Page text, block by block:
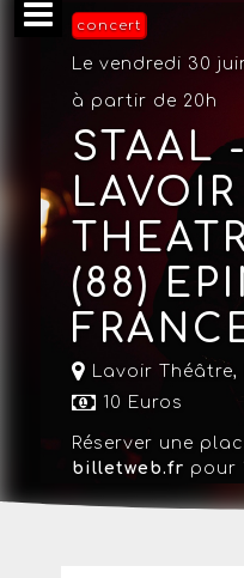
concert
Le vendredi 30
à partir de 20h
STAAL
LAVOIR
(88)
Lavoir Théâtre,
10 Euros
Réserver une
billetweb.fr pour